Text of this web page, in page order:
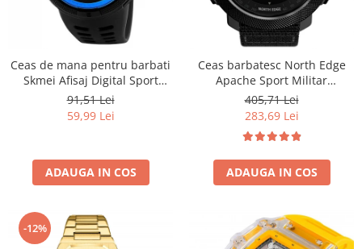
Ceas de mana pentru barbati
Skmei Afisaj Digital Sport
Rezistent la socuri si apa
91,51 Lei
59,99 Lei
ADAUGA IN COS
Ceas barbatesc North Edge
Apache Sport Militar
Altimetru Busola Temperatura
Barometru Alarma Negru
405,71 Lei
283,69 Lei
ADAUGA IN COS
-12%